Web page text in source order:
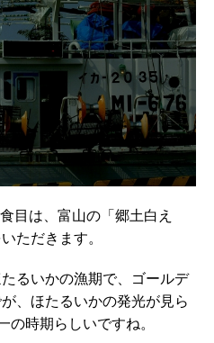
目は、富山の「郷土白え
ただきます。
るいかの漁期で、ゴールデ
、ほたるいかの発光が見ら
時期らしいですね。